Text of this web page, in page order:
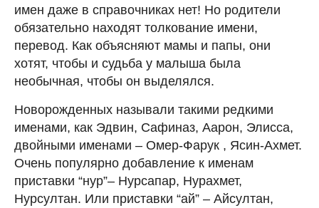
имен даже в справочниках нет! Но родители
обязательно находят толкование имени,
перевод. Как объясняют мамы и папы, они
хотят, чтобы и судьба у малыша была
необычная, чтобы он выделялся.
Новорожденных называли такими редкими
именами, как Эдвин, Сафиназ, Аарон, Элисса,
двойными именами – Омер-Фарук , Ясин-Ахмет.
Очень популярно добавление к именам
приставки “нур”– Нурсапар, Нурахмет,
Нурсултан. Или приставки “ай” – Айсултан,